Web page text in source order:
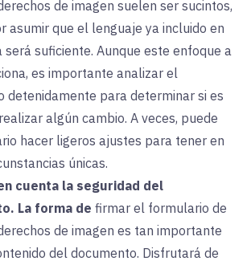
de imagen suelen ser sucintos,
asumir que el lenguaje ya incluido en
suficiente. Aunque este enfoque a
es importante analizar el
detenidamente para determinar si es
algún cambio. A veces, puede
hacer ligeros ajustes para tener en
únicas.
cuenta la seguridad del
La forma de firmar el formulario de
de imagen es tan importante
del documento. Disfrutará de